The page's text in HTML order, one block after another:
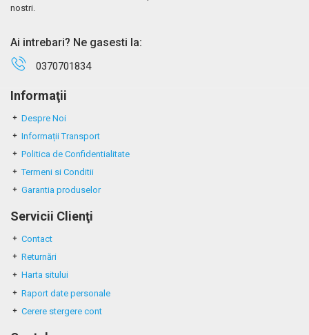
nostri.
Ai intrebari? Ne gasesti la:
0370701834
Informaţii
Despre Noi
Informații Transport
Politica de Confidentialitate
Termeni si Conditii
Garantia produselor
Servicii Clienţi
Contact
Returnări
Harta sitului
Raport date personale
Cerere stergere cont